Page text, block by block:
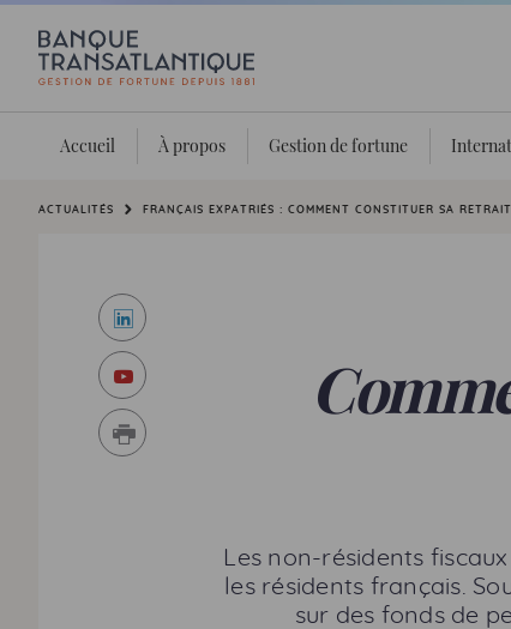
Accueil À propos Gestion de fortune
Vous êtes ici:
ACTUALITÉS FRANÇAIS EXPATRIÉS : COMMENT CONSTITUER SA
LinkedIn
Youtube
Imprimer
Les non-résidents
les résidents français.
sur des fonds de